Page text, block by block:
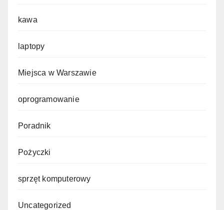
kawa
laptopy
Miejsca w Warszawie
oprogramowanie
Poradnik
Pożyczki
sprzęt komputerowy
Uncategorized